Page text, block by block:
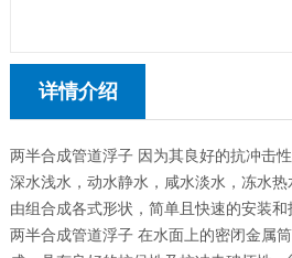
详情介绍
两半合成管道浮子 因为其良好的抗冲击
深水浅水，动水静水，咸水淡水，冻水
由组合成各式形状，简单且快速的安装
两半合成管道浮子 在水面上的密闭金属